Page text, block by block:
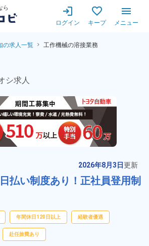
ら
ログイン キープ メニュー
の求人一覧 工作機械の溶接業務
溶接業務！備品
シ求人
2026年8月3日更新
払い制度あり！正社員登用制
年間休日120日以上 経験者優遇
赴任旅費あり